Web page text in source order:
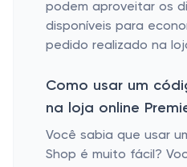
podem aproveitar os
disponíveis para
pedido realizado na
Como usar um
na loja online
Você sabia que usar
Shop é muito fácil?